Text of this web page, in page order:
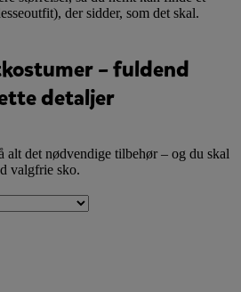
der sidder, som det skal.
– fuldend
detaljer
det nødvendige tilbehør – og du skal
valgfrie sko.